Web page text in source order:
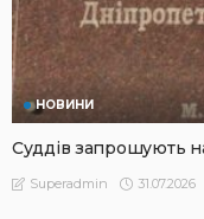
НОВИНИ
Суддів запрошують
Superadmin 31.07.2026